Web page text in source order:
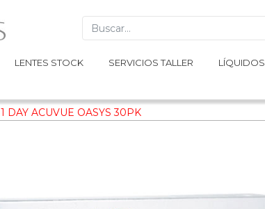
LENTES STOCK SERVICIOS TALLER LÍQUIDOS
LENTES STOCK SERVICIOS TALLER LÍQUIDOS
1 DAY ACUVUE OASYS 30PK